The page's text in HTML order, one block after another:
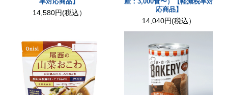
14,580円(税込）
応商品】
14,040円(税込）